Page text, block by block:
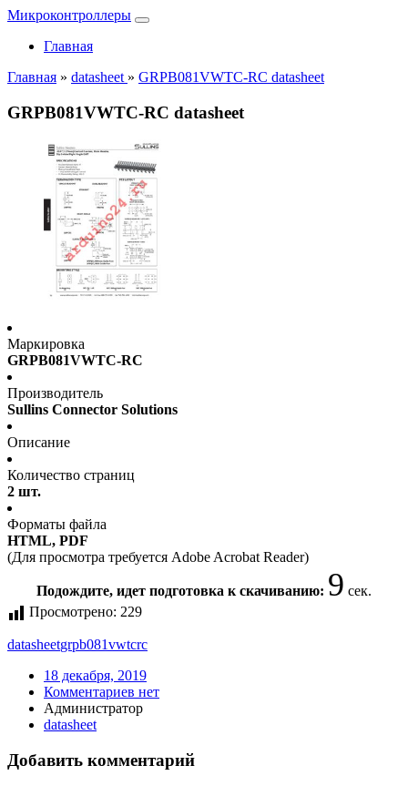
Микроконтроллеры
Главная
Главная » datasheet » GRPB081VWTC-RC datasheet
GRPB081VWTC-RC datasheet
Маркировка
GRPB081VWTC-RC
Производитель
Sullins Connector Solutions
Описание
Количество страниц
2 шт.
Форматы файла
HTML, PDF
(Для просмотра требуется Adobe Acrobat Reader)
Подождите, идет подготовка к скачиванию: 9 сек.
Просмотрено: 229
datasheetgrpb081vwtcrc
18 декабря, 2019
Комментариев нет
Администратор
datasheet
Добавить комментарий